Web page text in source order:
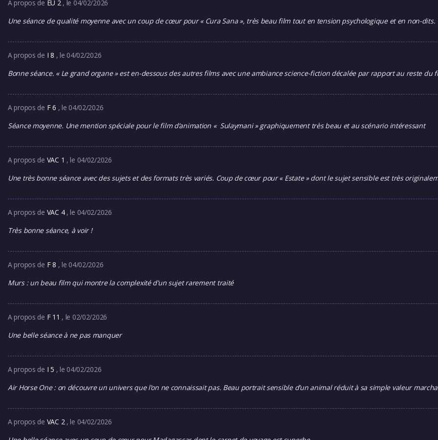
A propos de EU 2 , le 04/02/2026
Une séance de qualité moyenne avec un coup de cœur pour « Cura Sana », très beau film tout en tension psychologique et en non-dits.
A propos de I 8 , le 04/02/2026
Bonne séance. « Le grand organe » est en-dessous des autres films avec une ambiance science-fiction décalée par rapport au reste du
A propos de F 6 , le 04/02/2026
Séance moyenne. Une mention spéciale pour le film d’animation « Sulaymani » graphiquement très beau et au scénario intéressant
A propos de VAC 1 , le 04/02/2026
Une très bonne séance avec des sujets et des formats très variés. Coup de cœur pour « Estate » dont le sujet sensible est très
A propos de VAC 4 , le 04/02/2026
Très bonne séance, à voir !
A propos de F 8 , le 04/02/2026
Murs : un beau film qui montre la complexité d’un sujet rarement traité
A propos de F 11 , le 02/02/2026
Une belle séance à ne pas manquer
A propos de I 5 , le 04/02/2026
Air Horse One : on découvre un univers que l’on ne connaissait pas. Beau portrait sensible d’un animal réduit à sa simple valeur
A propos de VAC 2 , le 04/02/2026